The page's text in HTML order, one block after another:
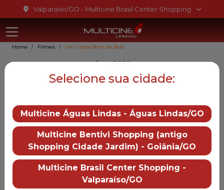
Ir para o conteúdo
Ir para o menu
Valparaíso/GO - Multicine Brasil Center Shopping
Multicine
Home Filmes Um Cabra Bom de Bola
Goat, 2026
Um Cabra Bom de Bola
10
Gênero::Animação
Duração: 100 min
Distruibução:
Sony Pictures
Trailer
— Um Cabra Bom de
Selecione sua cidade:
Multicine Águas Lindas - Águas Lindas/GO
Multicine Bentivi Shopping (antigo
Shopping Cidade Jardim) - Goiânia/GO
Multicine Brasil Center Shopping -
Valparaíso/GO